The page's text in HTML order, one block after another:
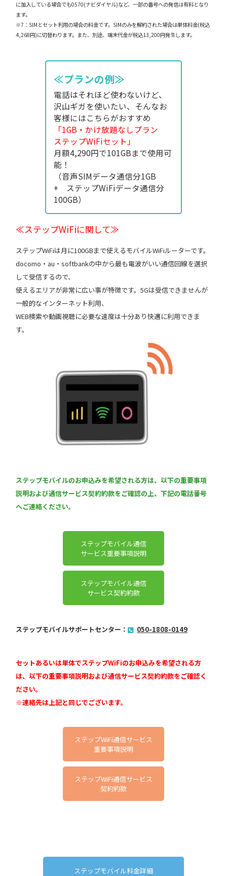
に加入している場合でも0570(ナビダイヤル)など、一部の番号への発信は有料となり
ます。
※7：SIMとセット利用の場合の料金です。SIMのみを解約された場合は単体料金(税込
4,268円)に切替わります。また、別途、端末代金が税込13,200円発生します。
≪プランの例≫
電話はそれほど使わないけど、
沢山ギガを使いたい、そんなお
客様にはこちらがおすすめ
「1GB・かけ放題なしプラン
ステップWiFiセット」
月額4,290円で101GBまで使用可
能！
（音声SIMデータ通信分1GB
+ ステップWiFiデータ通信分
100GB）
≪ステップWiFiに関して≫
ステップWiFiは月に100GBまで使えるモバイルWiFiルーターです。
docomo・au・softbankの中から最も電波がいい通信回線を選択
して受信するので、
使えるエリアが非常に広い事が特徴です。5Gは受信できませんが
一般的なインターネット利用、
WEB検索や動画視聴に必要な速度は十分あり快適に利用できま
す。
ステップモバイルのお申込みを希望される方は、以下の重要事項
説明および通信サービス契約約款をご確認の上、下記の電話番号
へご連絡ください。
ステップモバイル通信
サービス重要事項説明
ステップモバイル通信
サービス契約約款
ステップモバイルサポートセンター： 050-1808-0149
セットあるいは単体でステップWiFiのお申込みを希望される方
は、以下の重要事項説明および通信サービス契約約款をご確認く
ださい。
※連絡先は上記と同じでございます。
ステップWiFi通信サービス
重要事項説明
ステップWiFi通信サービス
契約約款
ステップモバイル料金詳細